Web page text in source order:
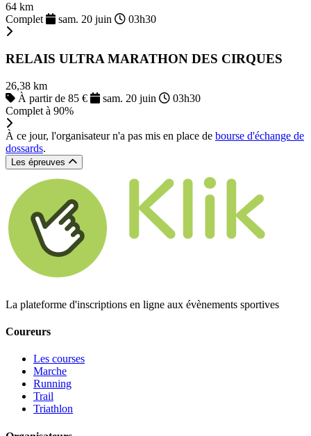
64 km
Complet
sam. 20 juin 03h30
RELAIS ULTRA MARATHON DES CIRQUES
26,38 km
À partir de 85 €
sam. 20 juin
03h30
Complet à 90%
À ce jour, l'organisateur n'a pas mis en place de bourse d'échange de
dossards.
Les épreuves
La plateforme d'inscriptions en ligne aux évènements sportives
Coureurs
Les courses
Marche
Running
Trail
Triathlon